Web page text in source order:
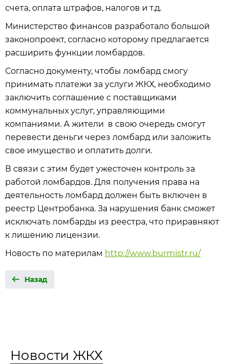
счета, оплата штрафов, налогов и т.д.
Министерство финансов разработало большой
законопроект, согласно которому предлагается
расширить функции ломбардов.
Согласно документу, чтобы ломбард смогу
принимать платежи за услуги ЖКХ, необходимо
заключить соглашение с поставщиками
коммунальных услуг, управляющими
компаниями. А жители в свою очередь смогут
перевести деньги через ломбард или заложить
свое имущество и оплатить долги.
В связи с этим будет ужесточен контроль за
работой ломбардов. Для получения права на
деятельность ломбард должен быть включен в
реестр Центробанка. За нарушения банк сможет
исключать ломбарды из реестра, что приравняют
к лишению лицензии.
Новость по материлам http://www.burmistr.ru/
Назад
Новости ЖКХ